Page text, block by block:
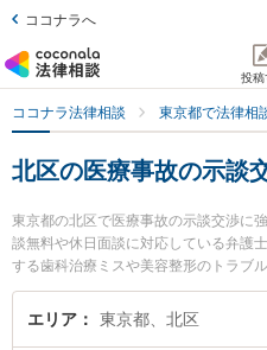
ココナラへ
投稿
ココナラ法律相談 東京都で法律相
北区の医療事故の示談
東京都の北区で医療事故の示談交渉に
談無料や休日面談に対応している弁護
する歯科治療ミスや美容整形のトラブ
絞り込み検索もでき便利です。特に弁
や小藤法律事務所の小藤 貴幸弁護士、
エリア 東京都、北区